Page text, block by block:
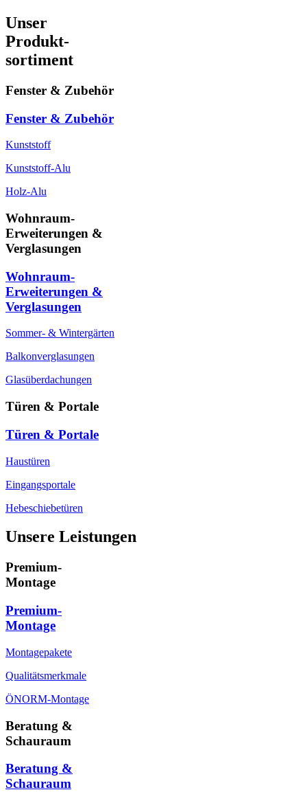
Unser
Produkt-
sortiment
Fenster & Zubehör
Fenster & Zubehör
Kunststoff
Kunststoff-Alu
Holz-Alu
Wohnraum-
Erweiterungen &
Verglasungen
Wohnraum-
Erweiterungen &
Verglasungen
Sommer- & Wintergärten
Balkonverglasungen
Glasüberdachungen
Türen & Portale
Türen & Portale
Haustüren
Eingangsportale
Hebeschiebetüren
Unsere Leistungen
Premium-
Montage
Premium-
Montage
Montagepakete
Qualitätsmerkmale
ÖNORM-Montage
Beratung &
Schauraum
Beratung &
Schauraum